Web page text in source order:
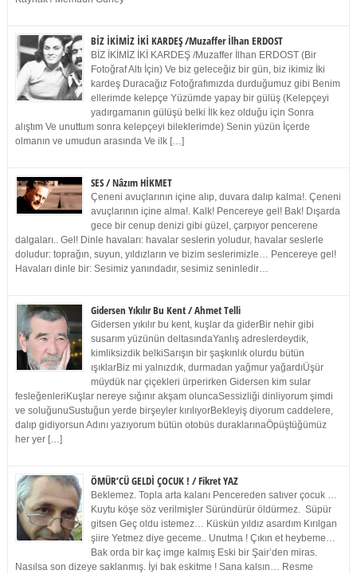
BİZ İKİMİZ İKİ KARDEŞ /Muzaffer İlhan ERDOST
BİZ İKİMİZ İKİ KARDEŞ /Muzaffer İlhan ERDOST (Bir
Fotoğraf Altı İçin) Ve biz geleceğiz bir gün, biz ikimiz İki
kardeş Duracağız Fotoğrafımızda durduğumuz gibi Benim
ellerimde kelepçe Yüzümde yapay bir gülüş (Kelepçeyi
yadırgamanın gülüşü belki İlk kez olduğu için Sonra
alıştım Ve unuttum sonra kelepçeyi bileklerimde) Senin yüzün İçerde
olmanın ve umudun arasında Ve ilk […]
SES / Nâzım HİKMET
Çeneni avuçlarının içine alıp, duvara dalıp kalma!. Çeneni
avuçlarının içine alma!. Kalk! Pencereye gel! Bak! Dışarda
gece bir cenup denizi gibi güzel, çarpıyor pencerene
dalgaları.. Gel! Dinle havaları: havalar seslerin yoludur, havalar seslerle
doludur: toprağın, suyun, yıldızların ve bizim seslerimizle… Pencereye gel!
Havaları dinle bir: Sesimiz yanındadır, sesimiz seninledir…
Gidersen Yıkılır Bu Kent / Ahmet Telli
Gidersen yıkılır bu kent, kuşlar da giderBir nehir gibi
susarım yüzünün deltasındaYanlış adreslerdeydik,
kimliksizdik belkiSarışın bir şaşkınlık olurdu bütün
ışıklarBiz mi yalnızdık, durmadan yağmur yağardıÜşür
müydük nar çiçekleri ürperirken Gidersen kim sular
fesleğenleriKuşlar nereye sığınır akşam oluncaSessizliği dinliyorum şimdi
ve soluğunuSustuğun yerde birşeyler kırılıyorBekleyiş diyorum caddelere,
dalıp gidiyorsun Adını yazıyorum bütün otobüs duraklarınaÖpüştüğümüz
her yer […]
ÖMÜR’CÜ GELDİ ÇOCUK ! / Fikret YAZ
Beklemez. Topla arta kalanı Pencereden satıver çocuk …
Kuytu köşe söz verilmişler Süründürür öldürmez. Süpür
gitsen Geç oldu istemez… Küskün yıldız asardım Kırılgan
şiire Yetmez diye geceme.. Unutma ! Çıkın et heybeme…
Bak orda bir kaç imge kalmış Eski bir Şair’den miras.
Nasılsa son dizeye saklanmış. İyi bak eskitme ! Sana kalsın… Resme